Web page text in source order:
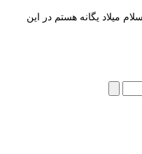
میلاد یگانه هستم در این